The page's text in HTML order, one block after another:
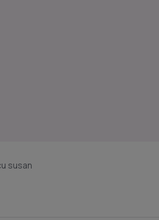
susan